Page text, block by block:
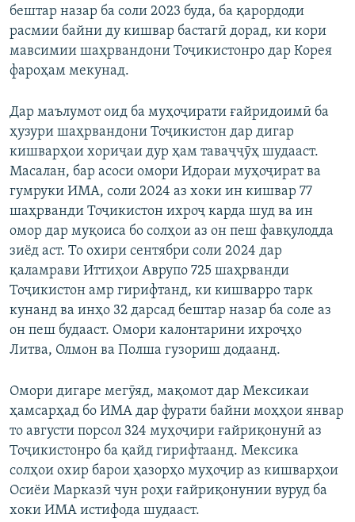
бештар назар ба соли 2023 буда, ба қарордоди
расмии байни ду кишвар бастагӣ дорад, ки кори
мавсимии шаҳрвандони Тоҷикистонро дар Корея
фароҳам мекунад.
Дар маълумот оид ба муҳоҷирати ғайридоимӣ ба
ҳузури шаҳрвандони Тоҷикистон дар дигар
кишварҳои хориҷаи дур ҳам таваҷҷӯҳ шудааст.
Масалан, бар асоси омори Идораи муҳоҷират ва
гумруки ИМА, соли 2024 аз хоки ин кишвар 77
шаҳрванди Тоҷикистон ихроҷ карда шуд ва ин
омор дар муқоиса бо солҳои аз он пеш фавқулодда
зиёд аст. То охири сентябри соли 2024 дар
қаламрави Иттиҳои Аврупо 725 шаҳрванди
Тоҷикистон амр гирифтанд, ки кишварро тарк
кунанд ва инҳо 32 дарсад бештар назар ба соле аз
он пеш будааст. Омори калонтарини ихроҷҳо
Литва, Олмон ва Полша гузориш додаанд.
Омори дигаре мегӯяд, мақомот дар Мексикаи
ҳамсарҳад бо ИМА дар фурати байни моҳҳои январ
то августи порсол 324 муҳоҷири ғайриқонунӣ аз
Тоҷикистонро ба қайд гирифтаанд. Мексика
солҳои охир барои ҳазорҳо муҳоҷир аз кишварҳои
Осиёи Марказӣ чун роҳи ғайриқонунии вуруд ба
хоки ИМА истифода шудааст.